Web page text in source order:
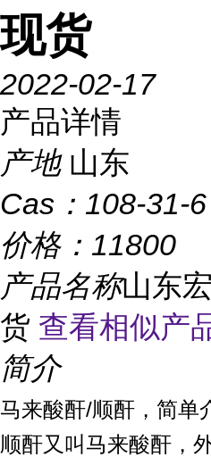
现货
2022-02-17
产品详情
产地 山东
Cas： 108-31-6
价格： 11800
产品名称山东
货 查看相似产
简介
马来酸酐/顺酐，简单
顺酐又叫马来酸酐，